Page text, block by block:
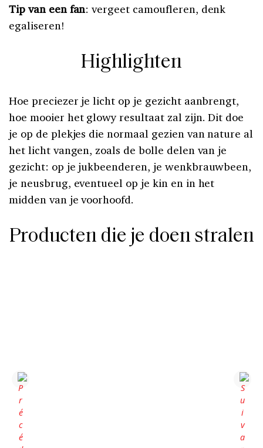
Tip van een fan: vergeet camoufleren, denk
egaliseren!
Highlighten
Hoe preciezer je licht op je gezicht aanbrengt,
hoe mooier het glowy resultaat zal zijn. Dit doe
je op de plekjes die normaal gezien van nature al
het licht vangen, zoals de bolle delen van je
gezicht: op je jukbeenderen, je wenkbrauwbeen,
je neusbrug, eventueel op je kin en in het
midden van je voorhoofd.
Producten die je doen stralen